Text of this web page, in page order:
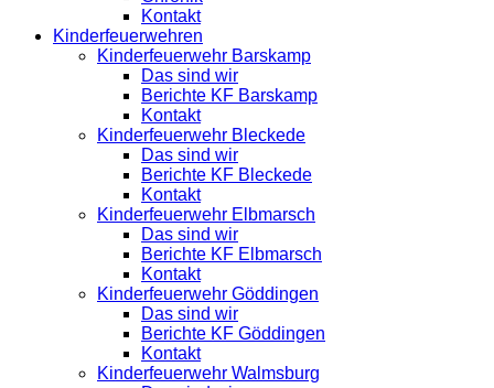
Kontakt
Kinderfeuerwehren
Kinderfeuerwehr Barskamp
Das sind wir
Berichte KF Barskamp
Kontakt
Kinderfeuerwehr Bleckede
Das sind wir
Berichte KF Bleckede
Kontakt
Kinderfeuerwehr Elbmarsch
Das sind wir
Berichte KF Elbmarsch
Kontakt
Kinderfeuerwehr Göddingen
Das sind wir
Berichte KF Göddingen
Kontakt
Kinderfeuerwehr Walmsburg